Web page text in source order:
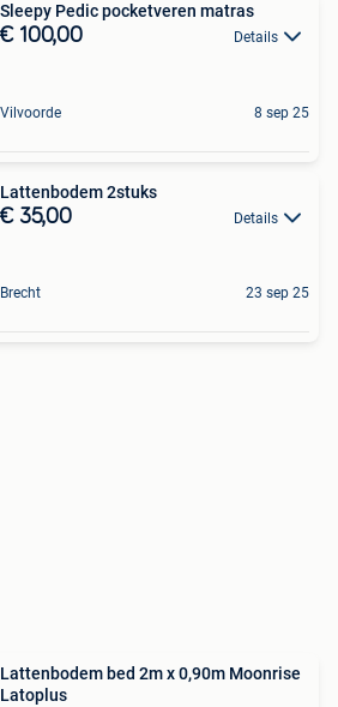
Sleepy Pedic pocketveren matras
€ 100,00 Details
Vilvoorde 8 sep 25
Lattenbodem 2stuks
€ 35,00 Details
Brecht 23 sep 25
Lattenbodem bed 2m x 0,90m Moonrise
Latoplus